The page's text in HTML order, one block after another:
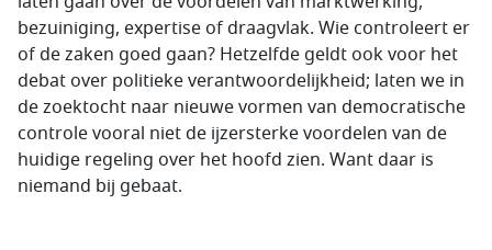
bezuiniging, expertise of draagvlak. Wie controleert er
of de zaken goed gaan? Hetzelfde geldt ook voor het
debat over politieke verantwoordelijkheid; laten we in
de zoektocht naar nieuwe vormen van democratische
controle vooral niet de ijzersterke voordelen van de
huidige regeling over het hoofd zien. Want daar is
niemand bij gebaat.